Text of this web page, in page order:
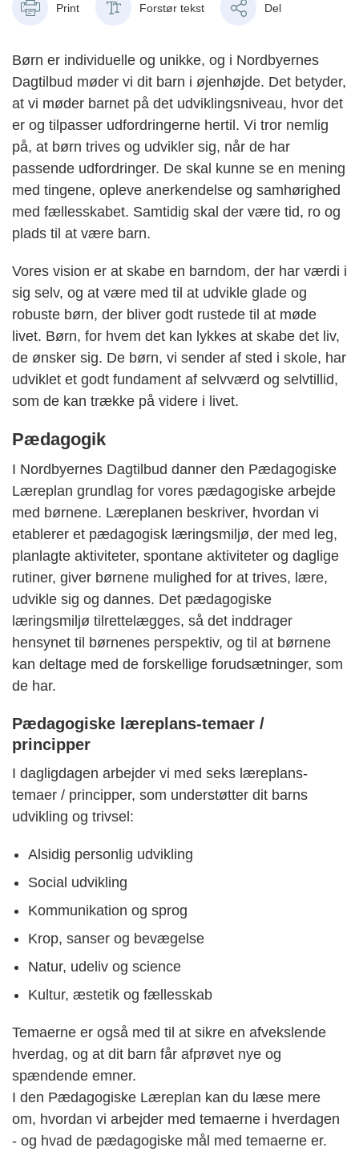
Print Forstør tekst Del
Børn er individuelle og unikke, og i Nordbyernes
Dagtilbud møder vi dit barn i øjenhøjde. Det betyder,
at vi møder barnet på det udviklingsniveau, hvor det
er og tilpasser udfordringerne hertil. Vi tror nemlig
på, at børn trives og udvikler sig, når de har
passende udfordringer. De skal kunne se en mening
med tingene, opleve anerkendelse og samhørighed
med fællesskabet. Samtidig skal der være tid, ro og
plads til at være barn.
Vores vision er at skabe en barndom, der har værdi i
sig selv, og at være med til at udvikle glade og
robuste børn, der bliver godt rustede til at møde
livet. Børn, for hvem det kan lykkes at skabe det liv,
de ønsker sig. De børn, vi sender af sted i skole, har
udviklet et godt fundament af selvværd og selvtillid,
som de kan trække på videre i livet.
Pædagogik
I Nordbyernes Dagtilbud danner den Pædagogiske
Læreplan grundlag for vores pædagogiske arbejde
med børnene. Læreplanen beskriver, hvordan vi
etablerer et pædagogisk læringsmiljø, der med leg,
planlagte aktiviteter, spontane aktiviteter og daglige
rutiner, giver børnene mulighed for at trives, lære,
udvikle sig og dannes. Det pædagogiske
læringsmiljø tilrettelægges, så det inddrager
hensynet til børnenes perspektiv, og til at børnene
kan deltage med de forskellige forudsætninger, som
de har.
Pædagogiske læreplans-temaer /
principper
I dagligdagen arbejder vi med seks læreplans-
temaer / principper, som understøtter dit barns
udvikling og trivsel:
Alsidig personlig udvikling
Social udvikling
Kommunikation og sprog
Krop, sanser og bevægelse
Natur, udeliv og science
Kultur, æstetik og fællesskab
Temaerne er også med til at sikre en afvekslende
hverdag, og at dit barn får afprøvet nye og
spændende emner.
I den Pædagogiske Læreplan kan du læse mere
om, hvordan vi arbejder med temaerne i hverdagen
- og hvad de pædagogiske mål med temaerne er.